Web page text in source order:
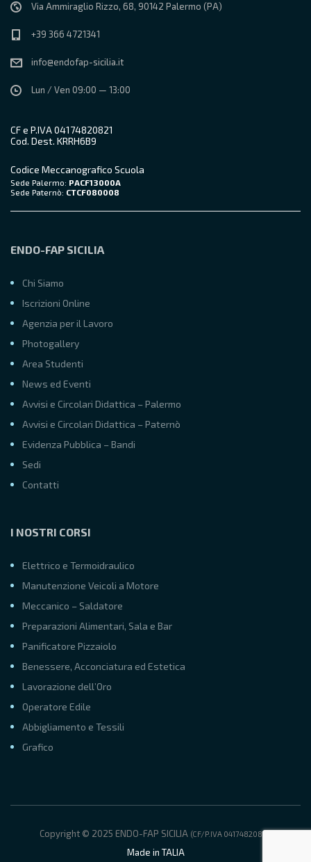
Via Ammiraglio Rizzo, 68, 90142 Palermo (PA)
+39 366 4721341
info@endofap-sicilia.it
Lun / Ven 09:00 — 13:00
CF e P.IVA 04174820821
Cod. Dest. KRRH6B9
Codice Meccanografico Scuola
Sede Palermo: PACF13000A
Sede Paternò: CTCF080008
ENDO-FAP SICILIA
Chi Siamo
Iscrizioni Online
Agenzia per il Lavoro
Photogallery
Area Studenti
News ed Eventi
Avvisi e Circolari Didattica – Palermo
Avvisi e Circolari Didattica – Paternò
Evidenza Pubblica – Bandi
Sedi
Contatti
I NOSTRI CORSI
Elettrico e Termoidraulico
Manutenzione Veicoli a Motore
Meccanico – Saldatore
Preparazioni Alimentari, Sala e Bar
Panificatore Pizzaiolo
Benessere, Acconciatura ed Estetica
Lavorazione dell’Oro
Operatore Edile
Abbigliamento e Tessili
Grafico
Copyright © 2025 ENDO-FAP SICILIA (CF/P.IVA 04174820821)
Made in TALIA